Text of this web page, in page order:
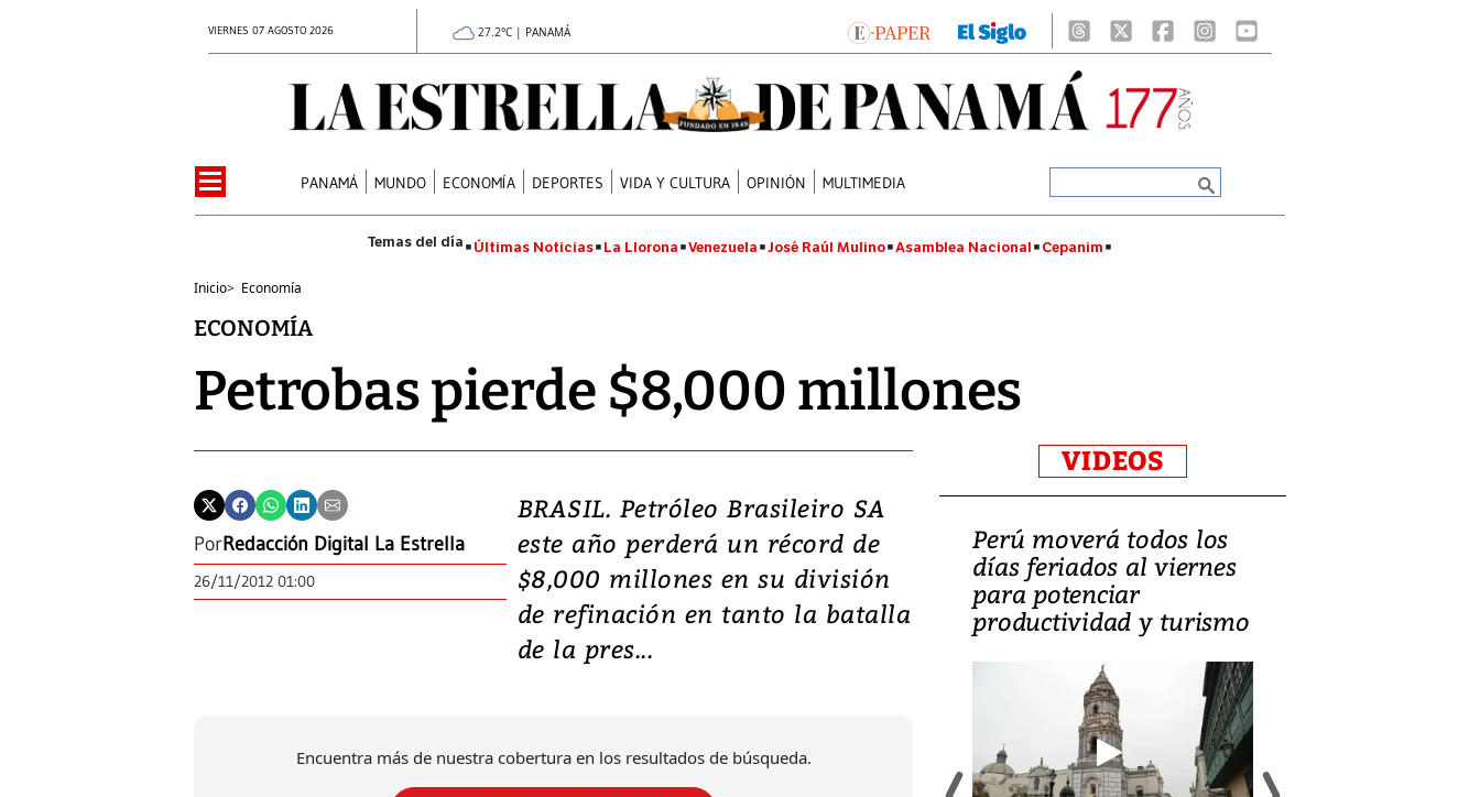
VIERNES 07 AGOSTO 2026 27.2°C | PANAMÁ
PANAMÁ MUNDO ECONOMÍA DEPORTES VIDA Y CULTURA OPINIÓN MULTIMEDIA
Últimas Noticias La Llorona Venezuela José Raúl Mulino Asamblea Nacional Cepanim
Inicio> Economía
ECONOMÍA
Petrobas pierde $8,000 millones
PorRedacción Digital La Estrella
26/11/2012 01:00
BRASIL. Petróleo Brasileiro SA
este año perderá un récord de
$8,000 millones en su división
de refinación en tanto la batalla
de la pres...
Encuentra más de nuestra cobertura en los resultados de búsqueda.
VIDEOS
Video: Lula lanza su
candidatura con
promesas de inversión
en defensa, educación y
tierras raras
Perú moverá todos los
días feriados al viernes
para potenciar
productividad y turismo